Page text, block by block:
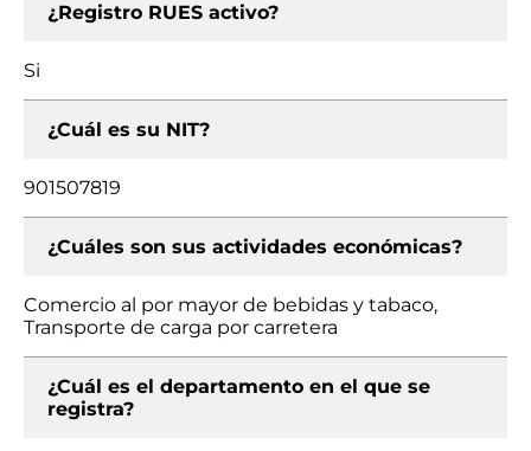
¿Registro RUES activo?
Si
¿Cuál es su NIT?
901507819
¿Cuáles son sus actividades económicas?
Comercio al por mayor de bebidas y tabaco,
Transporte de carga por carretera
¿Cuál es el departamento en el que se
registra?